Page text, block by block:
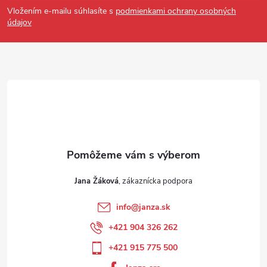
Vložením e-mailu súhlasíte s podmienkami ochrany osobných
údajov
Jana Žáková
info@janza.sk
+421 904 326 262
+421 915 775 500